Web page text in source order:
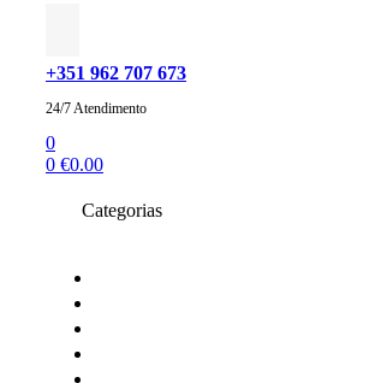
+351 962 707 673
24/7 Atendimento
0
0 €0.00
Categorias